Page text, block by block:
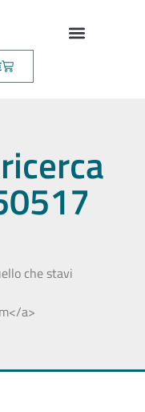
che stavi
a>